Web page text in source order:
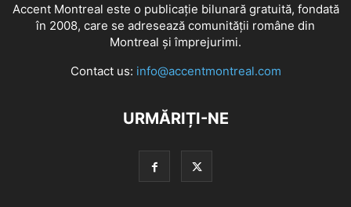
Accent Montreal este o publicație bilunară gratuită, fondată
în 2008, care se adresează comunităţii române din
Montreal şi împrejurimi.
Contact us: info@accentmontreal.com
URMĂRIȚI-NE